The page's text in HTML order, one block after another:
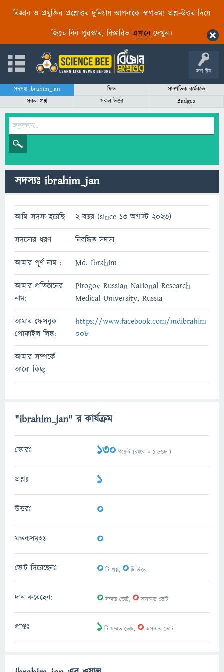
বিজ্ঞান ও প্রযুক্তির প্রশ্নোত্তর দুনিয়ায় আপনাকে স্বাগতম! প্রশ্ন-উত্তর দিয়ে
জিতে নিন পুরস্কার, বিস্তারিত এখানেদেখুন।
লগ ইন
সদস্যঃ ibrahim_jan ফিড
সাম্প্রতিক কর্মকান্ড
সকল প্রশ্ন
সকল উত্তর Badges
সদস্যঃ ibrahim_jan
আমি সদস্য হয়েছি 2 বছর (since 13 অগাস্ট 2023)
সদস্যের ধরণ নিবন্ধিত সদস্য
আমার পূর্ণ নাম : Md. Ibrahim
আমার প্রতিষ্ঠানের
নাম:
Pirogov Russian National Research
Medical University, Russia
আমার ফেসবুক
প্রোফাইল লিঙ্ক:
https://www.facebook.com/mdibrahim
008
আমার সম্পর্কে
আরো কিছু:
"ibrahim_jan" র কার্যক্রম
স্কোরঃ 130 পয়েন্ট (র‌্যাংক # 1,668 )
প্রশ্নঃ 1
উত্তরঃ 0
মন্তব্যসমূহঃ 0
ভোট দিয়েছেনঃ 0টি প্রশ্ন, 0টি উত্তর
দান করেছেন: 0সম্মত ভোট, 0অসম্মত ভোট
প্রাপ্তঃ 1টি সম্মত ভোট, 0অসম্মত ভোট